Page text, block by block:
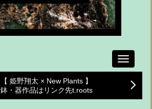
Toggle
【 姫野翔太 × New Plants 】
鉢・器作品はリンク先t.roots